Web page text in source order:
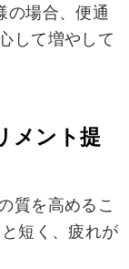
の場合、便通
して増やして
メント提
質を高めるこ
短く、疲れが